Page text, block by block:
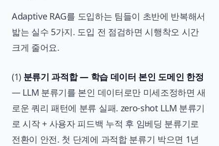
Adaptive RAG를 도입하는 팀들이 초반에 반복해서
밟는 실수 5가지. 도입 전 점검하면 시행착오 시간
크게 줄어요.
(1) 분류기 과적합 — 학습 데이터 본인 도메인 한정
— LLM 분류기를 본인 데이터로만 미세조정하면 새
로운 쿼리 패턴에 분류 실패. zero-shot LLM 분류기
로 시작 + 사용자 피드백 누적 후 임베딩 분류기로
전환이 안전. 첫 단계에 과적합 분류기 박으면 1년